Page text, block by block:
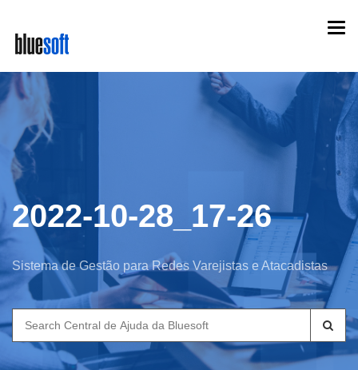
main
content
2022-10-28_17-26
Sistema de Gestão para Redes Varejistas e Atacadistas
Search
for: